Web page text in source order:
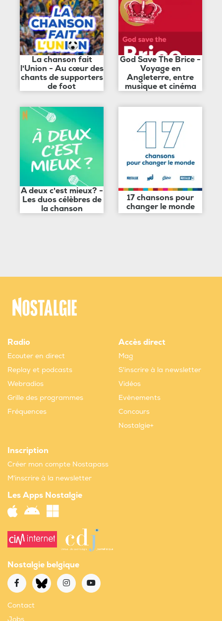
La chanson fait
l'Union - Au cœur des
chants de supporters
de foot
God Save The Brice -
Voyage en
Angleterre, entre
musique et cinéma
A deux c'est mieux? -
Les duos célèbres de
la chanson
17 chansons pour
changer le monde
Radio
Ecouter en direct
Replay et podcasts
Webradios
Grille des programmes
Fréquences
Accès direct
Mag
S'inscrire à la newsletter
Vidéos
Evènements
Concours
Nostalgie+
Inscription
Créer mon compte Nostapass
M'inscrire à la newsletter
Les Apps Nostalgie
Nostalgie belgique
Contact
Jobs